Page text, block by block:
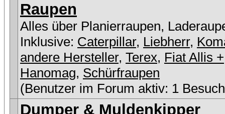
Raupen
Alles über Planierraupen,
Inklusive: Caterpillar, Liebherr,
andere Hersteller, Terex, Fiat Allis +
Hanomag, Schürfraupen
(Benutzer im Forum aktiv: 1
Dumper & Muldenkipper